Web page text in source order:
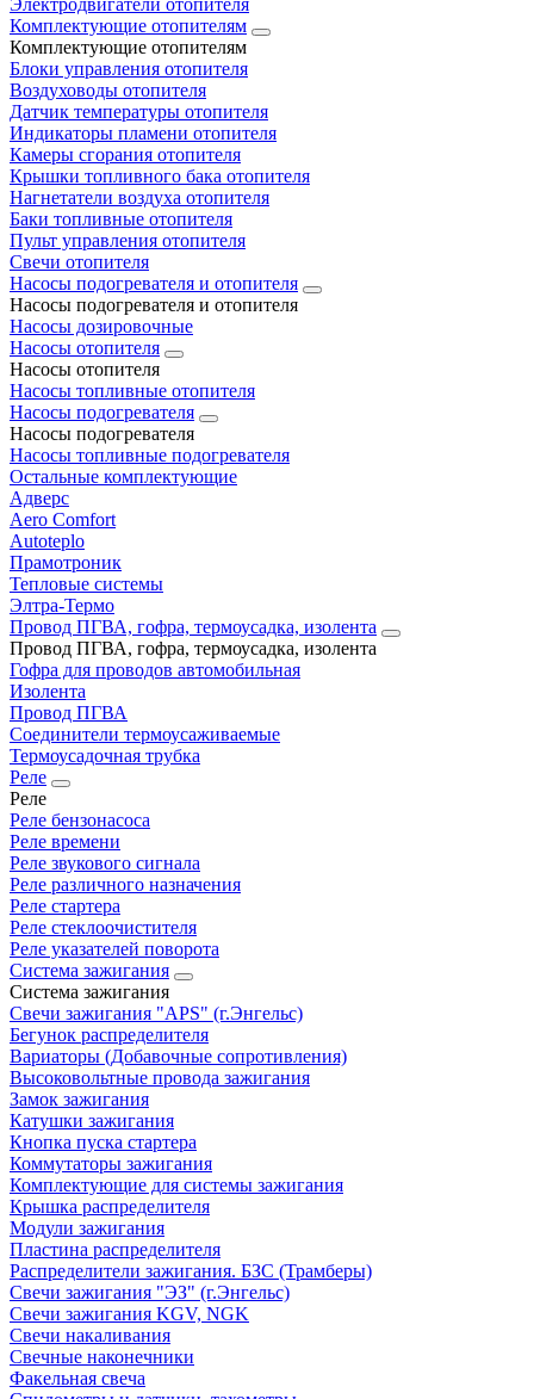
Электродвигатели отопителя
Комплектующие отопителям
Комплектующие отопителям
Блоки управления отопителя
Воздуховоды отопителя
Датчик температуры отопителя
Индикаторы пламени отопителя
Камеры сгорания отопителя
Крышки топливного бака отопителя
Нагнетатели воздуха отопителя
Баки топливные отопителя
Пульт управления отопителя
Свечи отопителя
Насосы подогревателя и отопителя
Насосы подогревателя и отопителя
Насосы дозировочные
Насосы отопителя
Насосы отопителя
Насосы топливные отопителя
Насосы подогревателя
Насосы подогревателя
Насосы топливные подогревателя
Остальные комплектующие
Адверс
Aero Comfort
Autoteplo
Прамотроник
Тепловые системы
Элтра-Термо
Провод ПГВА, гофра, термоусадка, изолента
Провод ПГВА, гофра, термоусадка, изолента
Гофра для проводов автомобильная
Изолента
Провод ПГВА
Соединители термоусаживаемые
Термоусадочная трубка
Реле
Реле
Реле бензонасоса
Реле времени
Реле звукового сигнала
Реле различного назначения
Реле стартера
Реле стеклоочистителя
Реле указателей поворота
Система зажигания
Система зажигания
Свечи зажигания "APS" (г.Энгельс)
Бегунок распределителя
Вариаторы (Добавочные сопротивления)
Высоковольтные провода зажигания
Замок зажигания
Катушки зажигания
Кнопка пуска стартера
Коммутаторы зажигания
Комплектующие для системы зажигания
Крышка распределителя
Модули зажигания
Пластина распределителя
Распределители зажигания. БЗС (Трамберы)
Свечи зажигания "ЭЗ" (г.Энгельс)
Свечи зажигания KGV, NGK
Свечи накаливания
Свечные наконечники
Факельная свеча